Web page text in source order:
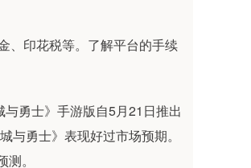
、印花税等。了解平台的手续
勇士》手游版自5月21日推出
勇士》表现好过市场预期。
。